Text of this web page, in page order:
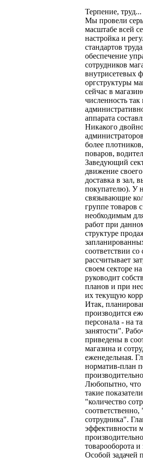
Терпение, труд...
Мы провели
масштабе всей
настройка и
стандартов
обеспечение
сотрудников
внутрисетевых
оргструктуры
сейчас в
численность
аппарата
Никакого
более
поваров,
Заведующий
движение
доставка в зал,
покупателю). У
связывающие
группе товаров
необходимым
работ при
структуре
соответствии со
рассчитывает
своем секторе
руководит
планов и при
их текущую
Итак,
производится
персонала - на
занятости".
приведены в
магазина и
еженедельная.
норматив-план
Любопытно, что
такие
"количество
сотрудника".
эффективности
товарооборота и
Особой задачей